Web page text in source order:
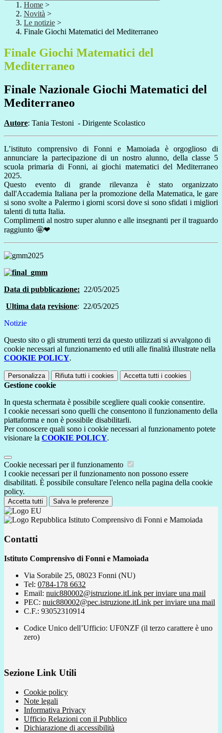
Home >
Novità >
Le notizie >
Finale Giochi Matematici del Mediterraneo
Finale Giochi Matematici del
Mediterraneo
Finale Nazionale Giochi Matematici del
Mediterraneo
Autore: Tania Testoni - Dirigente Scolastico
L’istituto comprensivo di Fonni e Mamoiada è orgoglioso di
annunciare la partecipazione di un nostro alunno, della classe 5
scuola primaria di Fonni, ai giochi matematici del Mediterraneo
2025.
Questo evento di grande rilevanza è stato organizzato
dall'Accademia Italiana per la promozione della Matematica, le gare
si sono svolte a Palermo i giorni scorsi dove si sono sfidati i migliori
talenti di tutta Italia.
Complimenti al nostro super alunno e alle insegnanti per il traguardo
raggiunto 🤩❤
Data di pubblicazione: 22/05/2025
Ultima data revisione: 22/05/2025
Notizie
Questo sito o gli strumenti terzi da questo utilizzati si avvalgono di
cookie necessari al funzionamento ed utili alle finalità illustrate nella
COOKIE POLICY.
Personalizza Rifiuta tutti i cookies Accetta tutti i cookies
Gestione cookie
In questa schermata è possibile scegliere quali cookie consentire.
I cookie necessari sono quelli che consentono il funzionamento della
piattaforma e non è possibile disabilitarli.
Per conoscere quali sono i cookie necessari al funzionamento potete
visionare la COOKIE POLICY.
Cookie necessari per il funzionamento
I cookie necessari per il funzionamento non possono essere
disabilitati. È possibile consultare l'elenco nella pagina della cookie
policy.
Accetta tutti Salva le preferenze
Istituto Comprensivo di Fonni e Mamoiada
Contatti
Istituto Comprensivo di Fonni e Mamoiada
Via Sorabile 25, 08023 Fonni (NU)
Tel: 0784-178 6632
Email: nuic880002@istruzione.itLink per inviare una mail
PEC: nuic880002@pec.istruzione.itLink per inviare una mail
C.F.: 93052310914
Codice Unico dell’Ufficio: UF0NZF (il terzo carattere è uno
zero)
Sezione Link Utili
Cookie policy
Note legali
Informativa Privacy
Ufficio Relazioni con il Pubblico
Dichiarazione di accessibilità